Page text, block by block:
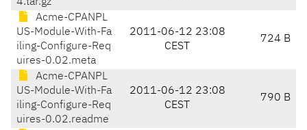
Acme-CPANPL
US-Module-With-Fa
iling-Configure-Req
uires-0.02.meta
2011-06-12 23:08
CEST
724 B
Acme-CPANPL
US-Module-With-Fa
iling-Configure-Req
uires-0.02.readme
2011-06-12 23:08
CEST
790 B